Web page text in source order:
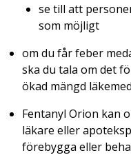
se till att
som möjligt
om du får feber
ska du tala om det
ökad mängd
Fentanyl Orion kan
läkare eller
förebygga eller